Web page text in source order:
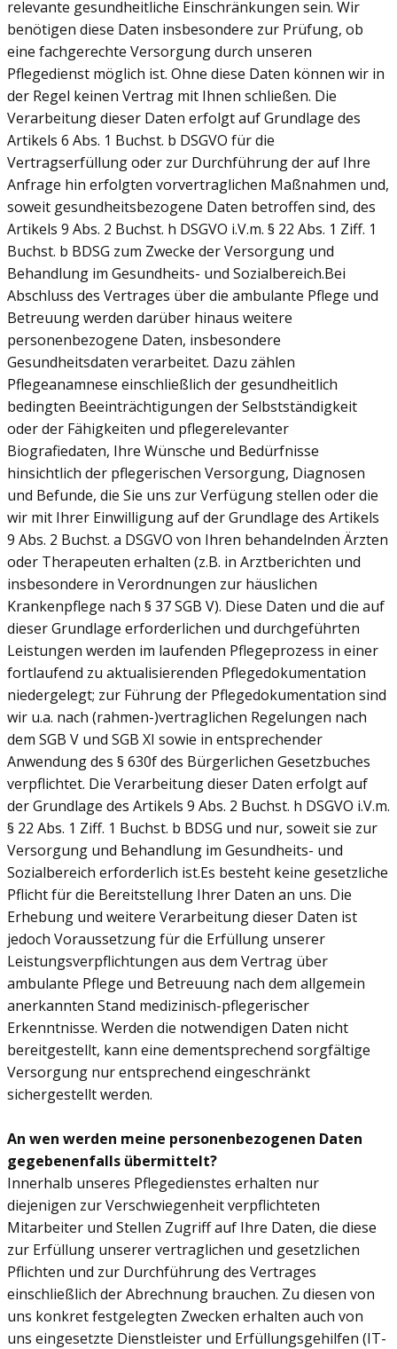
relevante gesundheitliche Einschränkungen sein. Wir
benötigen diese Daten insbesondere zur Prüfung, ob
eine fachgerechte Versorgung durch unseren
Pflegedienst möglich ist. Ohne diese Daten können wir in
der Regel keinen Vertrag mit Ihnen schließen. Die
Verarbeitung dieser Daten erfolgt auf Grundlage des
Artikels 6 Abs. 1 Buchst. b DSGVO für die
Vertragserfüllung oder zur Durchführung der auf Ihre
Anfrage hin erfolgten vorvertraglichen Maßnahmen und,
soweit gesundheitsbezogene Daten betroffen sind, des
Artikels 9 Abs. 2 Buchst. h DSGVO i.V.m. § 22 Abs. 1 Ziff. 1
Buchst. b BDSG zum Zwecke der Versorgung und
Behandlung im Gesundheits- und Sozialbereich.Bei
Abschluss des Vertrages über die ambulante Pflege und
Betreuung werden darüber hinaus weitere
personenbezogene Daten, insbesondere
Gesundheitsdaten verarbeitet. Dazu zählen
Pflegeanamnese einschließlich der gesundheitlich
bedingten Beeinträchtigungen der Selbstständigkeit
oder der Fähigkeiten und pflegerelevanter
Biografiedaten, Ihre Wünsche und Bedürfnisse
hinsichtlich der pflegerischen Versorgung, Diagnosen
und Befunde, die Sie uns zur Verfügung stellen oder die
wir mit Ihrer Einwilligung auf der Grundlage des Artikels
9 Abs. 2 Buchst. a DSGVO von Ihren behandelnden Ärzten
oder Therapeuten erhalten (z.B. in Arztberichten und
insbesondere in Verordnungen zur häuslichen
Krankenpflege nach § 37 SGB V). Diese Daten und die auf
dieser Grundlage erforderlichen und durchgeführten
Leistungen werden im laufenden Pflegeprozess in einer
fortlaufend zu aktualisierenden Pflegedokumentation
niedergelegt; zur Führung der Pflegedokumentation sind
wir u.a. nach (rahmen-)vertraglichen Regelungen nach
dem SGB V und SGB XI sowie in entsprechender
Anwendung des § 630f des Bürgerlichen Gesetzbuches
verpflichtet. Die Verarbeitung dieser Daten erfolgt auf
der Grundlage des Artikels 9 Abs. 2 Buchst. h DSGVO i.V.m.
§ 22 Abs. 1 Ziff. 1 Buchst. b BDSG und nur, soweit sie zur
Versorgung und Behandlung im Gesundheits- und
Sozialbereich erforderlich ist.Es besteht keine gesetzliche
Pflicht für die Bereitstellung Ihrer Daten an uns. Die
Erhebung und weitere Verarbeitung dieser Daten ist
jedoch Voraussetzung für die Erfüllung unserer
Leistungsverpflichtungen aus dem Vertrag über
ambulante Pflege und Betreuung nach dem allgemein
anerkannten Stand medizinisch-pflegerischer
Erkenntnisse. Werden die notwendigen Daten nicht
bereitgestellt, kann eine dementsprechend sorgfältige
Versorgung nur entsprechend eingeschränkt
sichergestellt werden.
An wen werden meine personenbezogenen Daten
gegebenenfalls übermittelt?
Innerhalb unseres Pflegedienstes erhalten nur
diejenigen zur Verschwiegenheit verpflichteten
Mitarbeiter und Stellen Zugriff auf Ihre Daten, die diese
zur Erfüllung unserer vertraglichen und gesetzlichen
Pflichten und zur Durchführung des Vertrages
einschließlich der Abrechnung brauchen. Zu diesen von
uns konkret festgelegten Zwecken erhalten auch von
uns eingesetzte Dienstleister und Erfüllungsgehilfen (IT-